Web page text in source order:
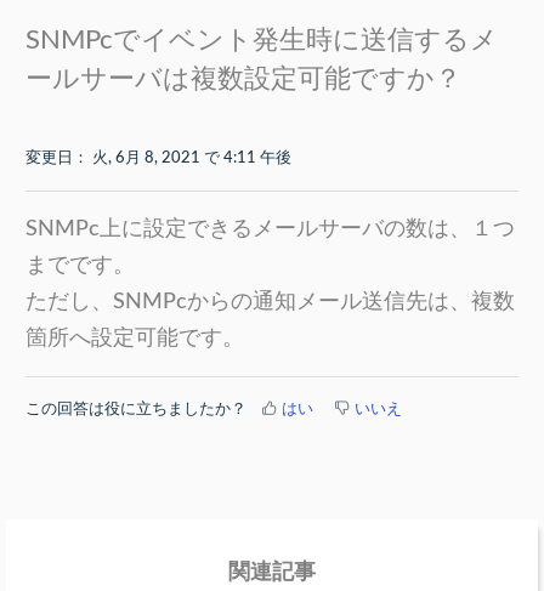
SNMPcでイベント発生時に送信するメ
ールサーバは複数設定可能ですか？
変更日： 火, 6月 8, 2021 で 4:11 午後
SNMPc上に設定できるメールサーバの数は、１つ
までです。
ただし、SNMPcからの通知メール送信先は、複数
箇所へ設定可能です。
この回答は役に立ちましたか？ はい いいえ
関連記事